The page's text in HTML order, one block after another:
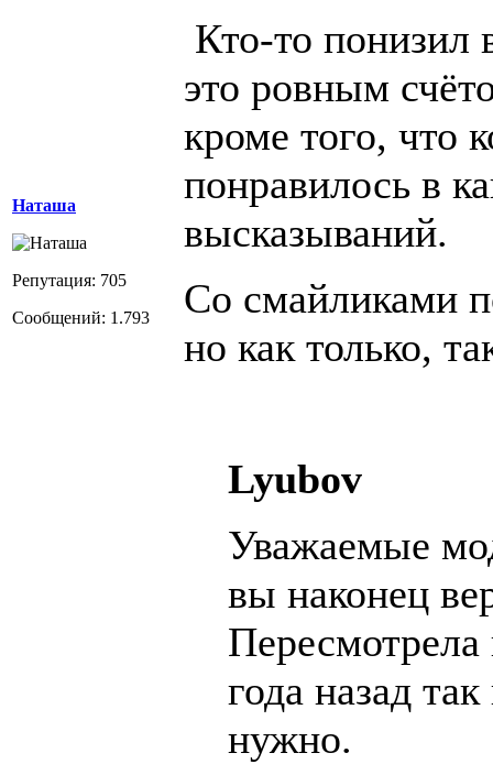
Наташа
Репутация: 705
Сообщений: 1.793
Кто-то понизил
это ровным
кроме того, что
понравилось в
высказываний.
Со смайликами
но как только,
Lyubov
Уважаемые
вы наконец
года назад
нужно.